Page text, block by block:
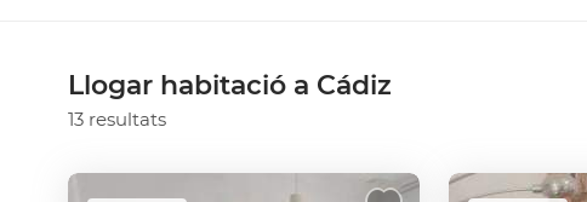
Llogar habitació a Cádiz
13 resultats